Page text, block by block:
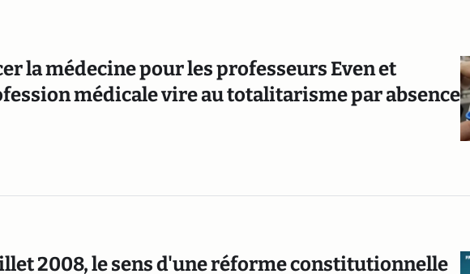
la médecine pour les professeurs Even et
médicale vire au totalitarisme par absence
2008, le sens d'une réforme constitutionnelle